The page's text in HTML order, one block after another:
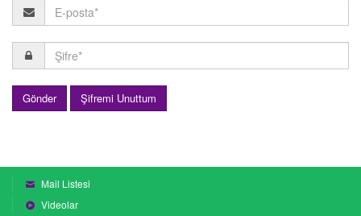
Gönder Şifremi Unuttum
Mail Listesi
Videolar